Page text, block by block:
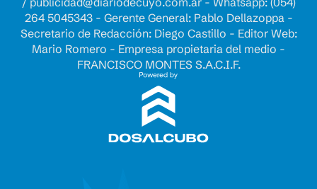
264 5045343 - Gerente General: Pablo Dellazoppa -
Secretario de Redacción: Diego Castillo - Editor Web:
Mario Romero - Empresa propietaria del medio -
FRANCISCO MONTES S.A.C.I.F.